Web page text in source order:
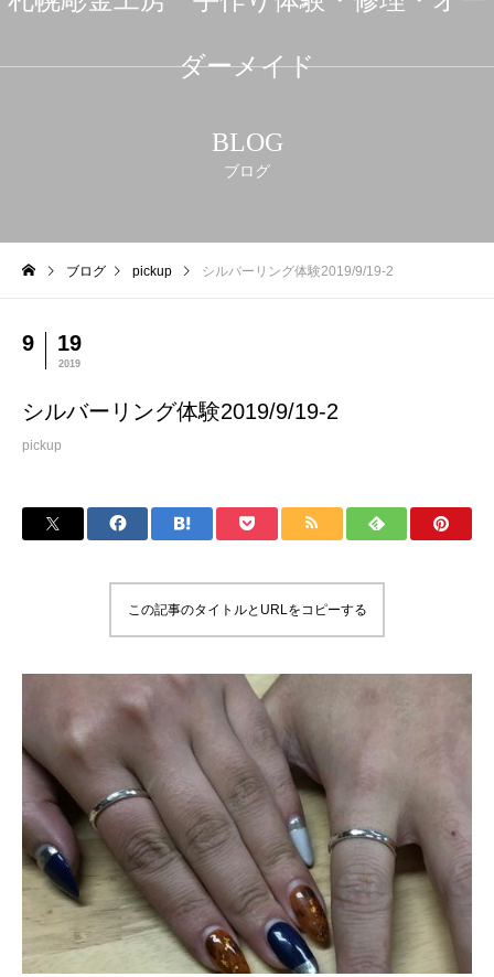
ダーメイド
BLOG
ブログ
ブログ pickup シルバーリング体験2019/9/19-2
9 19
2019
シルバーリング体験2019/9/19-2
pickup
この記事のタイトルとURLをコピーする